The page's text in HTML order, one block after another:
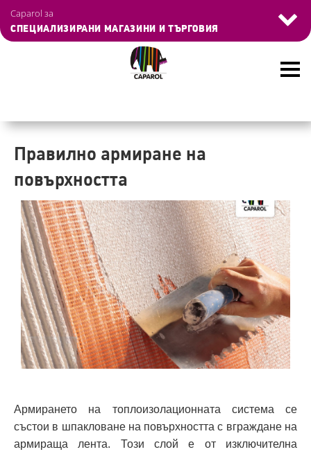
to
content
Caparol за
СПЕЦИАЛИЗИРАНИ МАГАЗИНИ И ТЪРГОВИЯ
Правилно армиране на
повърхността
Армирането на топлоизолационната система се
състои в шпакловане на повърхността с вграждане на
армираща лента. Този слой е от изключителна
Управление на бисквитките